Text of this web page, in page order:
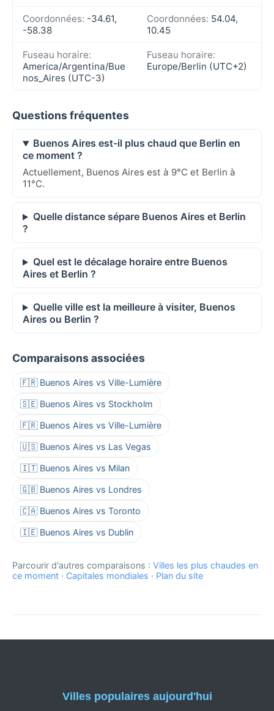
Coordonnées: -34.61,
-58.38
Coordonnées: 54.04,
10.45
Fuseau horaire:
America/Argentina/Bue
nos_Aires (UTC-3)
Fuseau horaire:
Europe/Berlin (UTC+2)
Questions fréquentes
Buenos Aires est-il plus chaud que Berlin en
ce moment ?
Actuellement, Buenos Aires est à 9°C et Berlin à
11°C.
Quelle distance sépare Buenos Aires et Berlin
?
Quel est le décalage horaire entre Buenos
Aires et Berlin ?
Quelle ville est la meilleure à visiter, Buenos
Aires ou Berlin ?
Comparaisons associées
🇫🇷 Buenos Aires vs Ville-Lumière
🇸🇪 Buenos Aires vs Stockholm
🇫🇷 Buenos Aires vs Ville-Lumière
🇺🇸 Buenos Aires vs Las Vegas
🇮🇹 Buenos Aires vs Milan
🇬🇧 Buenos Aires vs Londres
🇨🇦 Buenos Aires vs Toronto
🇮🇪 Buenos Aires vs Dublin
Parcourir d'autres comparaisons : Villes les plus chaudes en
ce moment · Capitales mondiales · Plan du site
Villes populaires aujourd'hui